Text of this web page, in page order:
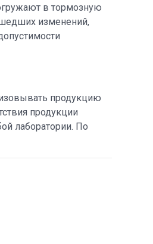
в тормозную
изменений,
продукцию
продукции
лаборатории. По